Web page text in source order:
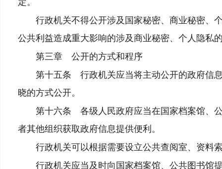
定。
行政机关不得公开涉及国家秘密、商业秘密、个
公共利益造成重大影响的涉及商业秘密、个人隐私
第三章 公开的方式和程序
第十五条 行政机关应当将主动公开的政府信息
晓的方式公开。
第十六条 各级人民政府应当在国家档案馆、公
者其他组织获取政府信息提供便利。
行政机关可以根据需要设立公共查阅室、资料索
行政机关应当及时向国家档案馆、公共图书馆